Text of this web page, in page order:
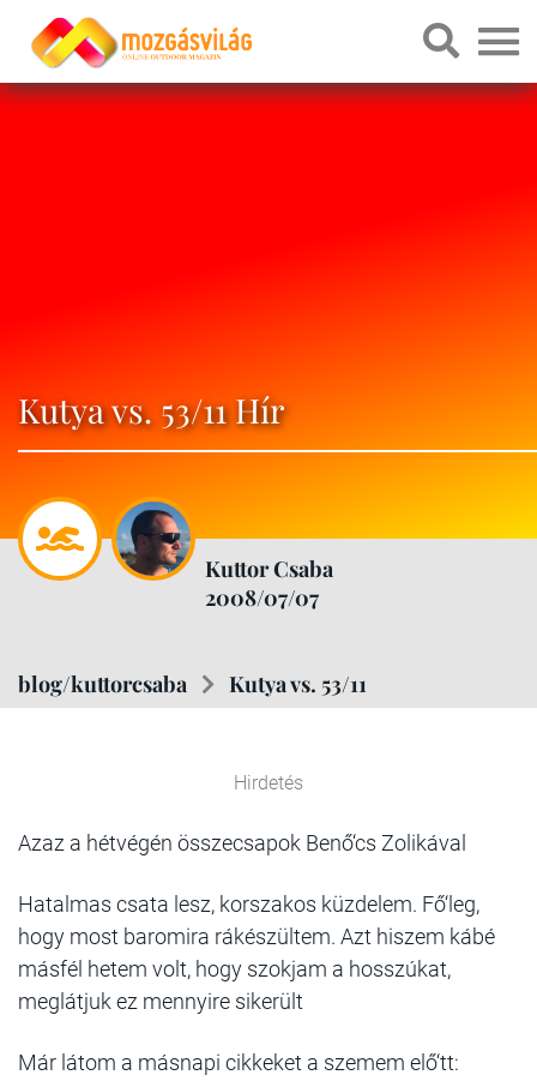
Kutya vs. 53/11 Hír
Kuttor Csaba
2008/07/07
blog/kuttorcsaba Kutya vs. 53/11
Hirdetés
Azaz a hétvégén összecsapok Benő‘cs Zolikával
Hatalmas csata lesz, korszakos küzdelem. Fő‘leg,
hogy most baromira rákészültem. Azt hiszem kábé
másfél hetem volt, hogy szokjam a hosszúkat,
meglátjuk ez mennyire sikerült
Már látom a másnapi cikkeket a szemem elő‘tt: